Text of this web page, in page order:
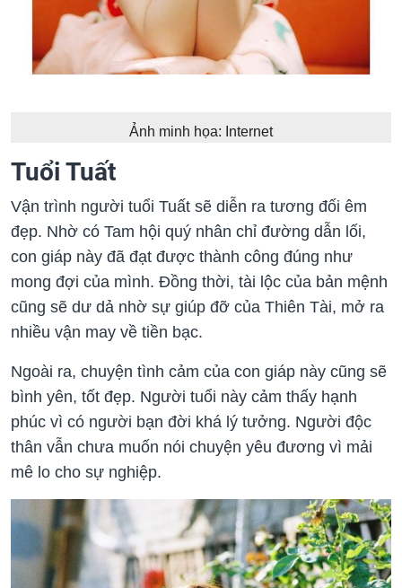
Ảnh minh họa: Internet
Tuổi Tuất
Vận trình người tuổi Tuất sẽ diễn ra tương đối êm
đẹp. Nhờ có Tam hội quý nhân chỉ đường dẫn lối,
con giáp này đã đạt được thành công đúng như
mong đợi của mình. Đồng thời, tài lộc của bản mệnh
cũng sẽ dư dả nhờ sự giúp đỡ của Thiên Tài, mở ra
nhiều vận may về tiền bạc.
Ngoài ra, chuyện tình cảm của con giáp này cũng sẽ
bình yên, tốt đẹp. Người tuổi này cảm thấy hạnh
phúc vì có người bạn đời khá lý tưởng. Người độc
thân vẫn chưa muốn nói chuyện yêu đương vì mải
mê lo cho sự nghiệp.